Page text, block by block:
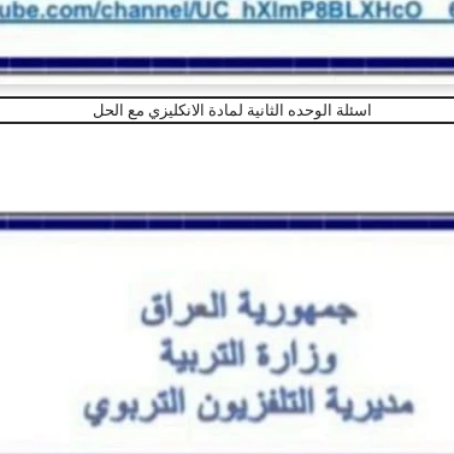
اسئلة الوحده الثانية لمادة الانكليزي مع الحل